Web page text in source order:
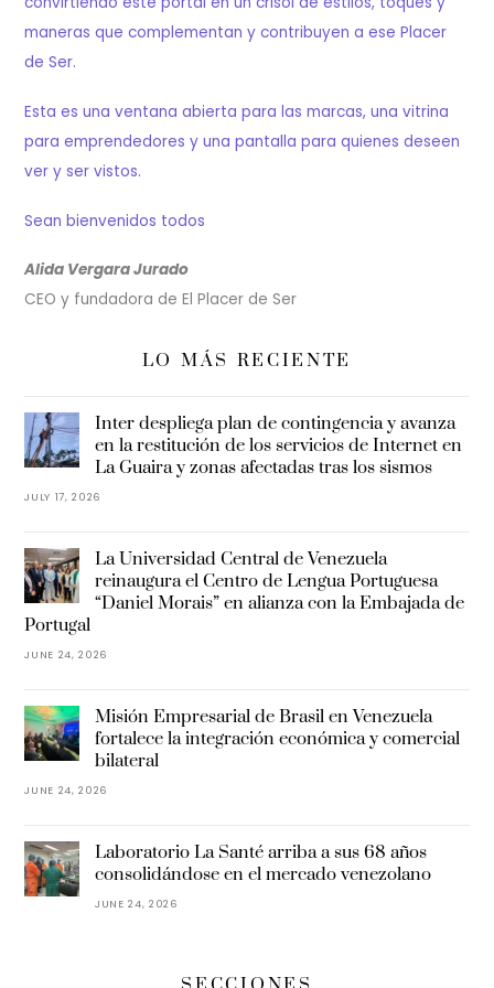
maneras que complementan y contribuyen a ese Placer
de Ser.
Esta es una ventana abierta para las marcas, una vitrina
para emprendedores y una pantalla para quienes deseen
ver y ser vistos.
Sean bienvenidos todos
Alida Vergara Jurado
CEO y fundadora de El Placer de Ser
LO MÁS RECIENTE
Inter despliega plan de contingencia y avanza
en la restitución de los servicios de Internet en
La Guaira y zonas afectadas tras los sismos
JULY 17, 2026
La Universidad Central de Venezuela
reinaugura el Centro de Lengua Portuguesa
“Daniel Morais” en alianza con la Embajada de
Portugal
JUNE 24, 2026
Misión Empresarial de Brasil en Venezuela
fortalece la integración económica y comercial
bilateral
JUNE 24, 2026
Laboratorio La Santé arriba a sus 68 años
consolidándose en el mercado venezolano
JUNE 24, 2026